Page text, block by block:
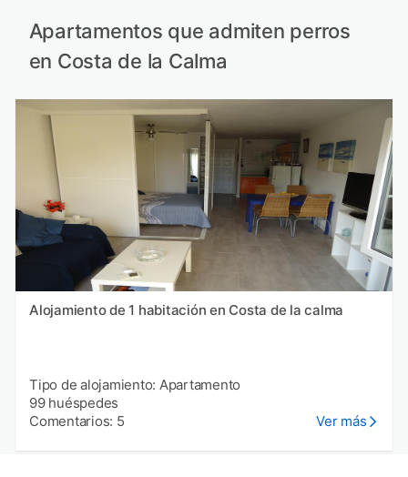
Apartamentos que admiten perros
en Costa de la Calma
Alojamiento de 1 habitación en Costa de la calma
Tipo de alojamiento: Apartamento
99 huéspedes
Comentarios: 5
Ver más